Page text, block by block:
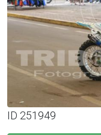
ID 251949